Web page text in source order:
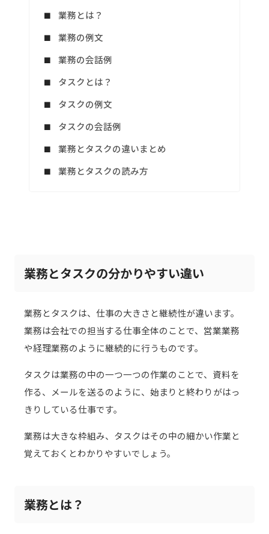
業務とは？
業務の例文
業務の会話例
タスクとは？
タスクの例文
タスクの会話例
業務とタスクの違いまとめ
業務とタスクの読み方
業務とタスクの分かりやすい違い
業務とタスクは、仕事の大きさと継続性が違います。
業務は会社での担当する仕事全体のことで、営業業務
や経理業務のように継続的に行うものです。
タスクは業務の中の一つ一つの作業のことで、資料を
作る、メールを送るのように、始まりと終わりがはっ
きりしている仕事です。
業務は大きな枠組み、タスクはその中の細かい作業と
覚えておくとわかりやすいでしょう。
業務とは？